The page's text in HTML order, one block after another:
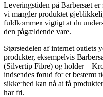
Leveringstiden på Barbersæt
vi mangler produktet
fuldkommen vigtigt at du
den pågældende vare.
Størstedelen af internet outlets
produkter, eksempelvis
(Silvertip Fibre) og holder –
indsendes forud for et bestemt
sikkerhed kan nå at få
har fri.